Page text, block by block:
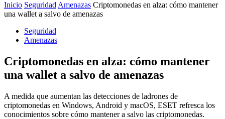
Inicio Seguridad Amenazas Criptomonedas en alza: cómo mantener
una wallet a salvo de amenazas
Seguridad
Amenazas
Criptomonedas en alza: cómo mantener
una wallet a salvo de amenazas
A medida que aumentan las detecciones de ladrones de
criptomonedas en Windows, Android y macOS, ESET refresca los
conocimientos sobre cómo mantener a salvo las criptomonedas.